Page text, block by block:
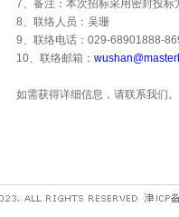
7、备注：本次招标采用密封投
8、联络人员：吴珊
9、联络电话： 029-68901888-
10、联络邮箱：
如需获得详细信息，请联系我们。